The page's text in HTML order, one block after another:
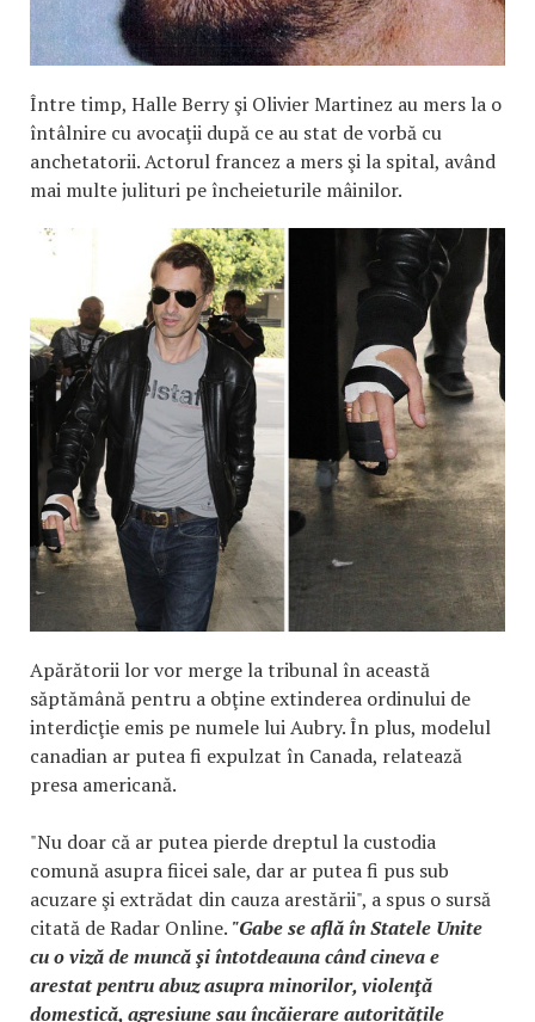
Între timp, Halle Berry şi Olivier Martinez au mers la o
întâlnire cu avocaţii după ce au stat de vorbă cu
anchetatorii. Actorul francez a mers şi la spital, având
mai multe julituri pe încheieturile mâinilor.
Apărătorii lor vor merge la tribunal în această
săptămână pentru a obţine extinderea ordinului de
interdicţie emis pe numele lui Aubry. În plus, modelul
canadian ar putea fi expulzat în Canada, relatează
presa americană.
"Nu doar că ar putea pierde dreptul la custodia
comună asupra fiicei sale, dar ar putea fi pus sub
acuzare şi extrădat din cauza arestării", a spus o sursă
citată de Radar Online. "Gabe se află în Statele Unite
cu o viză de muncă şi întotdeauna când cineva e
arestat pentru abuz asupra minorilor, violenţă
domestică, agresiune sau încăierare autorităţile